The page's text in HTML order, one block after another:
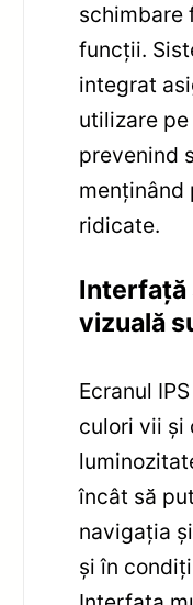
schimbare
funcții.
integrat
utilizare
prevenind
menținând
ridicate.
Interfață
vizuală
Ecranul
culori vii și
încât să
navigația
și în